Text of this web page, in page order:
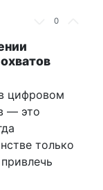
0
цифровом
— это
только